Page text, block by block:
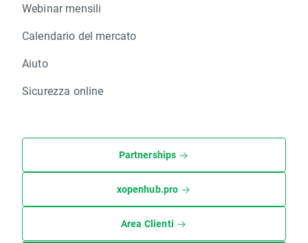
Webinar mensili
Calendario del mercato
Aiuto
Sicurezza online
Partnerships
xopenhub.pro
Area Clienti